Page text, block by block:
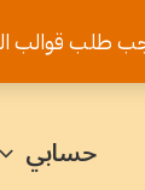
حسابي